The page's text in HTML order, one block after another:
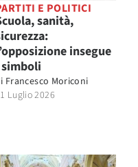
E POLITICI
sanità,
insegue
Francesco Moriconi
Luglio 2026